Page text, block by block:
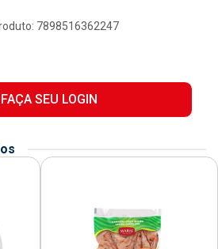
7898516362247
SEU LOGIN